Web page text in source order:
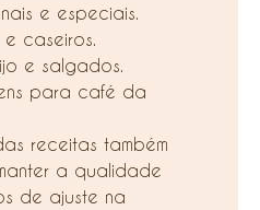
e especiais.
e caseiros.
e salgados.
para café da
receitas também
a qualidade
de ajuste na